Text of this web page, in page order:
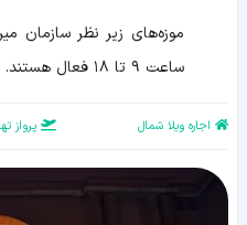
موزه‌های زیر نظر سازمان
ساعت ۹ تا ۱۸ فعال هستند.
اجاره ویلا شمال پرواز